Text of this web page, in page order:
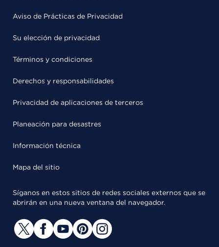
Aviso de Prácticas de Privacidad
Su elección de privacidad
Términos y condiciones
Derechos y responsabilidades
Privacidad de aplicaciones de terceros
Planeación para desastres
Información técnica
Mapa del sitio
Síganos en estos sitios de redes sociales externos que se
abrirán en una nueva ventana del navegador.